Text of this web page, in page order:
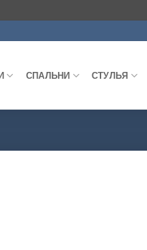
СПАЛЬНИ СТУЛЬЯ